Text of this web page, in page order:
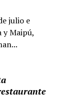
julio e
y Maipú,